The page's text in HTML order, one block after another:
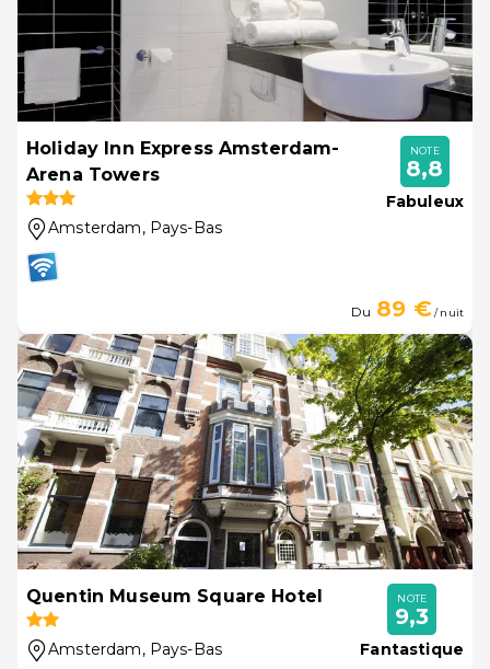
Holiday Inn Express Amsterdam-
Arena Towers
Amsterdam, Pays-Bas
NOTE
8,8
Fabuleux
Du 89 €/ nuit
Quentin Museum Square Hotel
Amsterdam, Pays-Bas
NOTE
9,3
Fantastique